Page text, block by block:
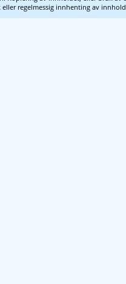
regelmessig innhenting av